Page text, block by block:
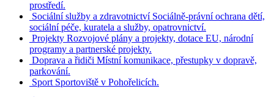
prostředí.
Sociální služby a zdravotnictví Sociálně-právní ochrana dětí,
sociální péče, kuratela a služby, opatrovnictví.
Projekty Rozvojové plány a projekty, dotace EU, národní
programy a partnerské projekty.
Doprava a řidiči Místní komunikace, přestupky v dopravě,
parkování.
Sport Sportoviště v Pohořelicích.